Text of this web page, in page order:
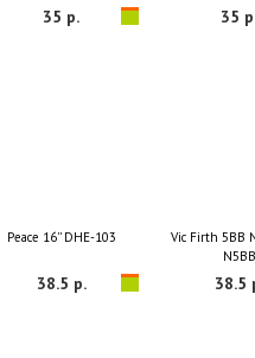
35 р. 35
Peace 16'' DHE-103
38.5 р.
Vic Firth 5BB
N5BB
38.5